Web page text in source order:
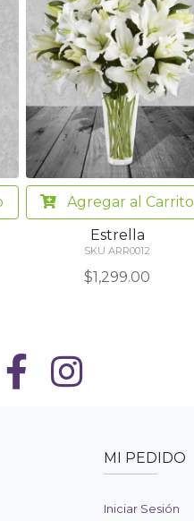
Agregaral Carrito
Estrella
SKU ARR0012
$1,299.00
MI PEDIDO
Iniciar Sesión